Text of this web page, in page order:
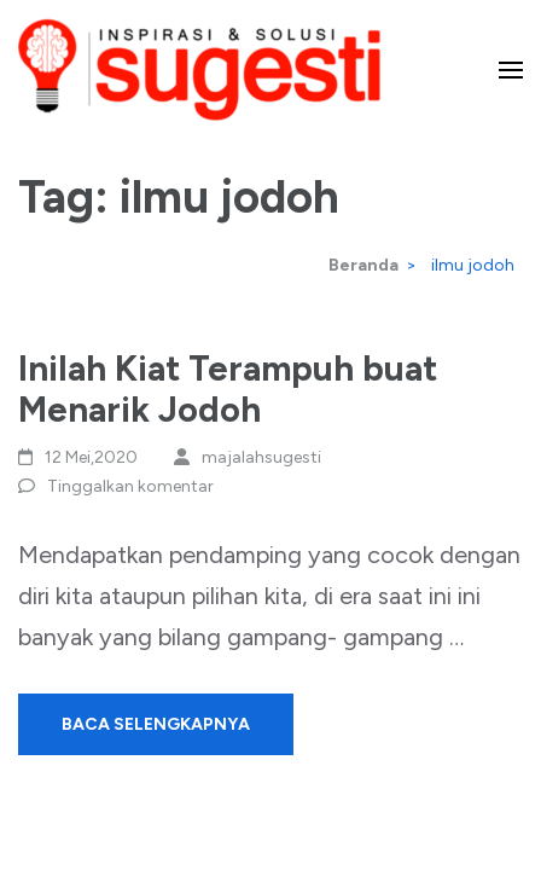
Lompat
ke
konten
Enter)
dan Solusi
Tag: ilmu jodoh
Beranda > ilmu jodoh
Inilah Kiat Terampuh buat
Menarik Jodoh
12 Mei,2020
majalahsugesti
Tinggalkan komentar
Mendapatkan pendamping yang cocok dengan
diri kita ataupun pilihan kita, di era saat ini ini
banyak yang bilang gampang- gampang …
BACA SELENGKAPNYA